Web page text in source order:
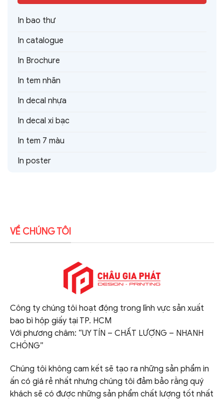
In bao thư
In catalogue
In Brochure
In tem nhãn
In decal nhựa
In decal xi bạc
In tem 7 màu
In poster
VỀ CHÚNG TÔI
Công ty chúng tôi hoạt động trong lĩnh vực sản xuất
bao bì hộp giấy tại TP. HCM
Với phương châm: “UY TÍN – CHẤT LƯỢNG – NHANH
CHÓNG”
Chúng tôi không cam kết sẽ tạo ra những sản phẩm in
ấn có giá rẻ nhất nhưng chúng tôi đảm bảo rằng quý
khách sẽ có được những sản phẩm chất lượng tốt nhất